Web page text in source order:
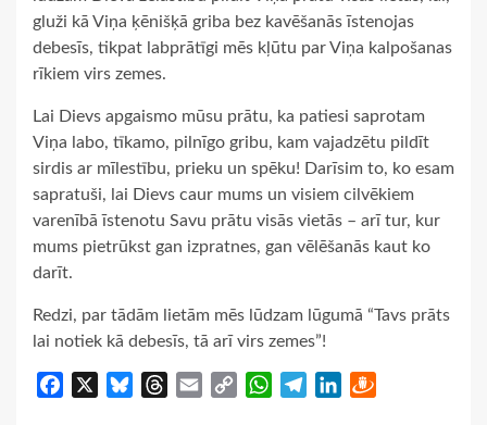
gluži kā Viņa ķēnišķā griba bez kavēšanās īstenojas
debesīs, tikpat labprātīgi mēs kļūtu par Viņa kalpošanas
rīkiem virs zemes.
Lai Dievs apgaismo mūsu prātu, ka patiesi saprotam
Viņa labo, tīkamo, pilnīgo gribu, kam vajadzētu pildīt
sirdis ar mīlestību, prieku un spēku! Darīsim to, ko esam
sapratuši, lai Dievs caur mums un visiem cilvēkiem
varenībā īstenotu Savu prātu visās vietās – arī tur, kur
mums pietrūkst gan izpratnes, gan vēlēšanās kaut ko
darīt.
Redzi, par tādām lietām mēs lūdzam lūgumā “Tavs prāts
lai notiek kā debesīs, tā arī virs zemes”!
Facebook BlueskyThreads
Email
Copy
WhatsApp
TelegramLinkedIn